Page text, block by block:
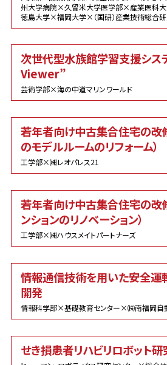
州大学病院×久留米大学医学部×産業医科
徳島大学×福岡大学×（国研）産業技術総合研
次世代型水族館学習支援シス
Viewer”
芸術学部×海の中道マリンワールド
若年者向け中古集合住宅の改
のモデルルームのリフォーム）
工学部×㈱レオパレス21
若年者向け中古集合住宅の改
ンションのリノベーション）
工学部×㈱ハウスメイトパートナーズ
情報通信技術を用いた安全運
開発
情報科学部×基礎教育センター×㈱南福岡
せき損患者リハビリロボット